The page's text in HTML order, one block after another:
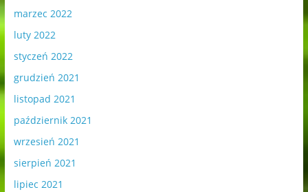
marzec 2022
luty 2022
styczeń 2022
grudzień 2021
listopad 2021
październik 2021
wrzesień 2021
sierpień 2021
lipiec 2021